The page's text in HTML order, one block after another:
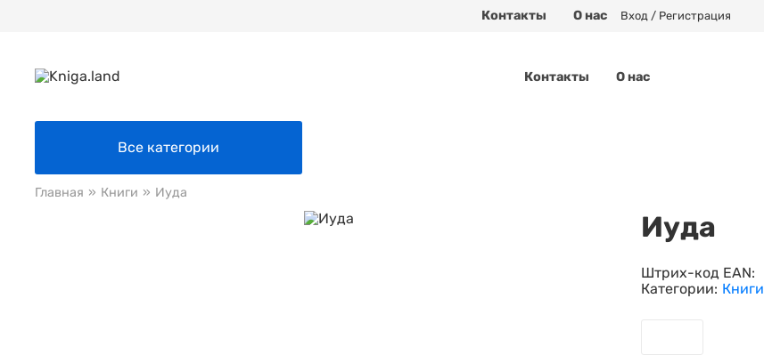
Контакты О нас Вход / Регистрация
Контакты О нас
Все категории
Главная » Книги » Иуда
Иуда
Штрих-код EAN:
Категории: Книги